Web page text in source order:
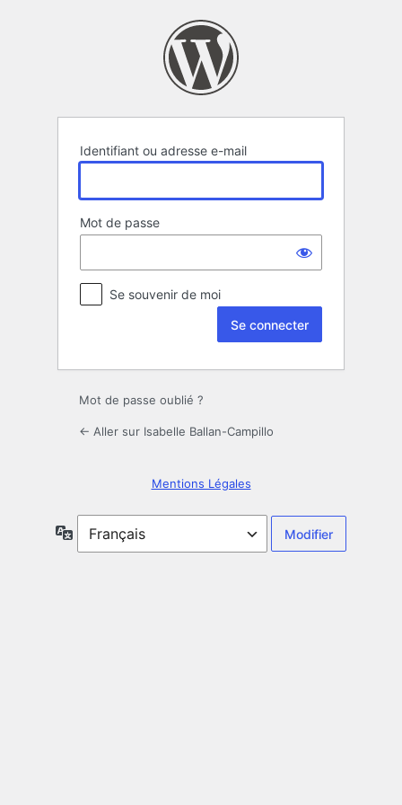
Identifiant ou adresse e-mail
Mot de passe
Se souvenir de moi
Mot de passe oublié ?
← Aller sur Isabelle Ballan-Campillo
Mentions Légales
Langue